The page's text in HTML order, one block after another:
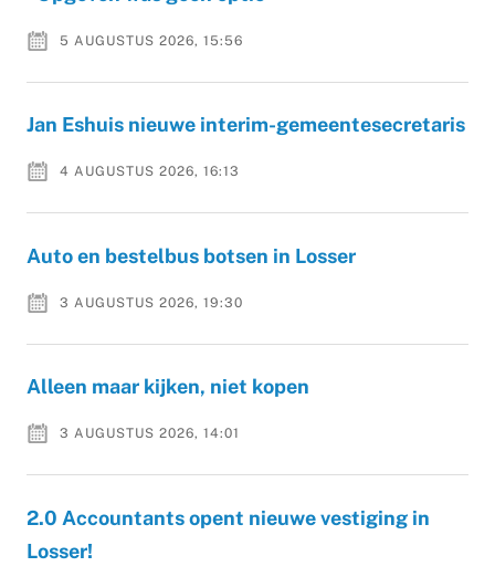
5 AUGUSTUS 2026, 15:56
Jan Eshuis nieuwe interim-gemeentesecretaris
4 AUGUSTUS 2026, 16:13
Auto en bestelbus botsen in Losser
3 AUGUSTUS 2026, 19:30
Alleen maar kijken, niet kopen
3 AUGUSTUS 2026, 14:01
2.0 Accountants opent nieuwe vestiging in
Losser!